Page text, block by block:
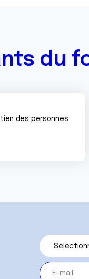
du
des personnes